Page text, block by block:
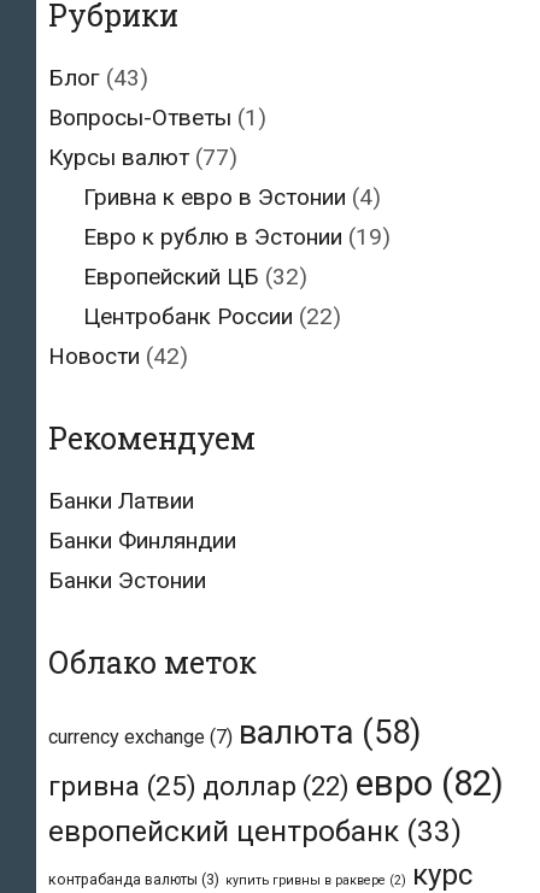
Рубрики
Блог (43)
Вопросы-Ответы (1)
Курсы валют (77)
Гривна к евро в Эстонии (4)
Евро к рублю в Эстонии (19)
Европейский ЦБ (32)
Центробанк России (22)
Новости (42)
Рекомендуем
Банки Латвии
Банки Финляндии
Банки Эстонии
Облако меток
currency exchange (7) валюта (58)
гривна (25) доллар (22) евро (82)
европейский центробанк (33)
контрабанда валюты (3) купить гривны в раквере (2)
курс